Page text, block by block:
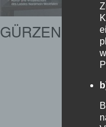
GÜRZENICH